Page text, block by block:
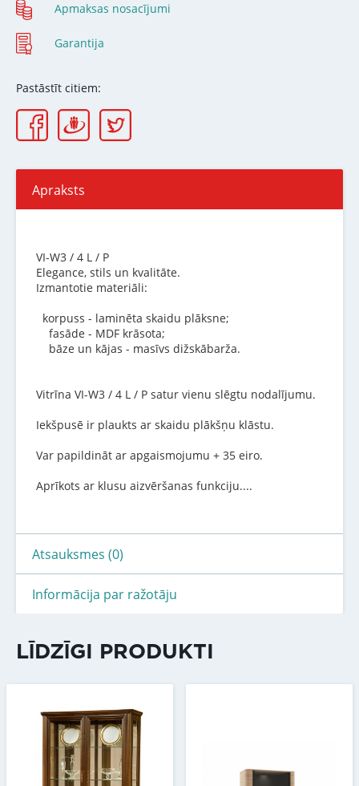
Apmaksas nosacījumi
Garantija
Pastāstīt citiem:
Apraksts
VI-W3 / 4 L / P
Elegance, stils un kvalitāte.
Izmantotie materiāli:
korpuss - laminēta skaidu plāksne;
fasāde - MDF krāsota;
bāze un kājas - masīvs dižskābarža.
Vitrīna VI-W3 / 4 L / P satur vienu slēgtu nodalījumu.
Iekšpusē ir plaukts ar skaidu plākšņu klāstu.
Var papildināt ar apgaismojumu + 35 eiro.
Aprīkots ar klusu aizvēršanas funkciju....
Atsauksmes (0)
Informācija par ražotāju
LĪDZĪGI PRODUKTI